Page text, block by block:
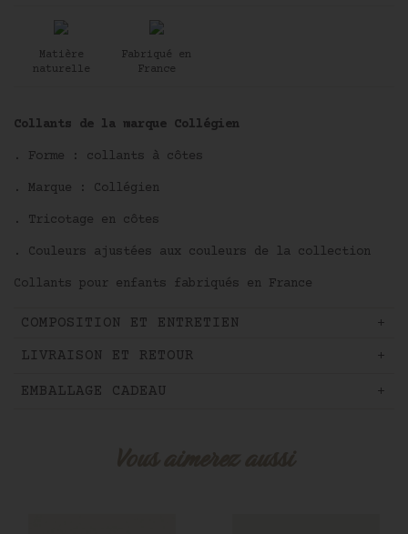
Matière
naturelle
Fabriqué en
France
Collants de la marque Collégien
. Forme : collants à côtes
. Marque : Collégien
. Tricotage en côtes
. Couleurs ajustées aux couleurs de la collection
Collants pour enfants fabriqués en France
COMPOSITION ET ENTRETIEN
LIVRAISON ET RETOUR
EMBALLAGE CADEAU
J'accepte les conditions générales
et la politique
de confidentialité.